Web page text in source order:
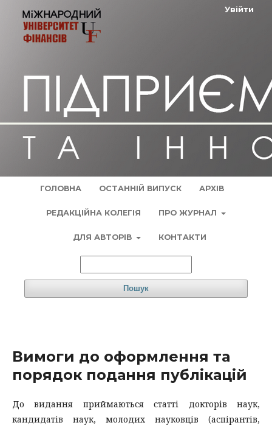
ГОЛОВНА ОСТАННІЙ ВИПУСК АРХІВ
РЕДАКЦІЙНА КОЛЕГІЯ ПРО ЖУРНАЛ
ДЛЯ АВТОРІВ КОНТАКТИ
Пошук
Увійти
Вимоги до оформлення та
порядок подання публікацій
До видання приймаються статті докторів наук,
кандидатів наук, молодих науковців (аспірантів,